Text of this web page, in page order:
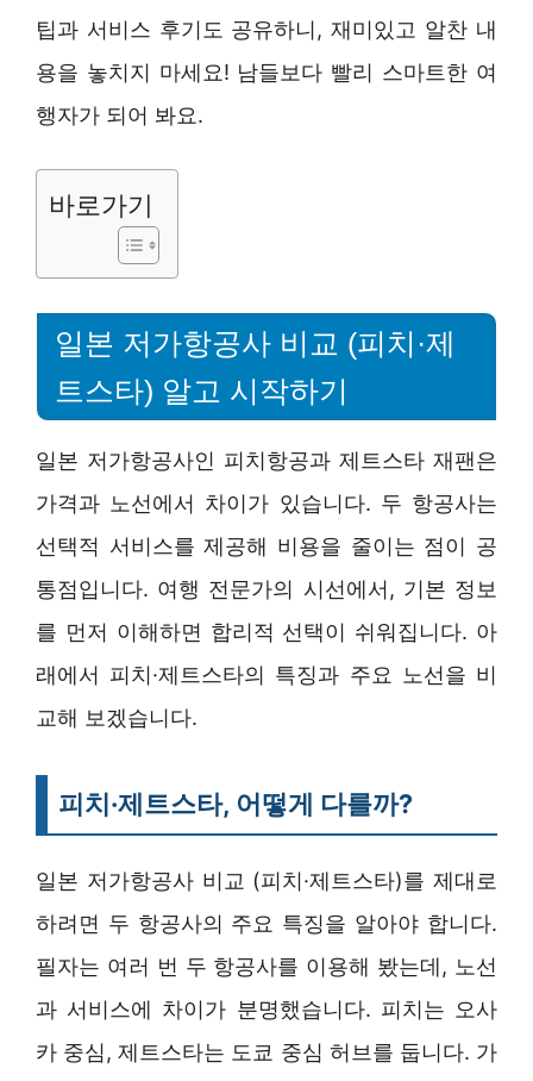
팁과 서비스 후기도 공유하니, 재미있고 알찬 내
용을 놓치지 마세요! 남들보다 빨리 스마트한 여
행자가 되어 봐요.
바로가기
일본 저가항공사 비교 (피치·제
트스타) 알고 시작하기
일본 저가항공사인 피치항공과 제트스타 재팬은
가격과 노선에서 차이가 있습니다. 두 항공사는
선택적 서비스를 제공해 비용을 줄이는 점이 공
통점입니다. 여행 전문가의 시선에서, 기본 정보
를 먼저 이해하면 합리적 선택이 쉬워집니다. 아
래에서 피치·제트스타의 특징과 주요 노선을 비
교해 보겠습니다.
피치·제트스타, 어떻게 다를까?
일본 저가항공사 비교 (피치·제트스타)를 제대로
하려면 두 항공사의 주요 특징을 알아야 합니다.
필자는 여러 번 두 항공사를 이용해 봤는데, 노선
과 서비스에 차이가 분명했습니다. 피치는 오사
카 중심, 제트스타는 도쿄 중심 허브를 둡니다. 가